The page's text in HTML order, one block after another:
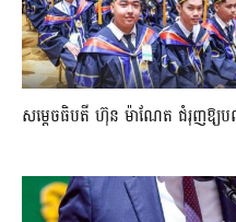
សម្តេចធិបតី ហ៊ុន ម៉ាណែត ជំរុញឱ្យប